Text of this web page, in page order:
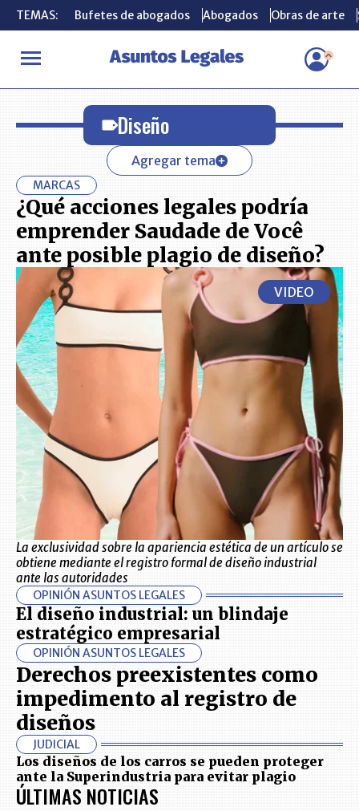
TEMAS: Bufetes de abogados Abogados Obras de arte
INICIO Diseño
TEMAS: Bufetes de abogados Abogados Obras de arte
Diseño
Agregar tema
MARCAS
¿Qué acciones legales podría
emprender Saudade de Você
ante posible plagio de diseño?
VIDEO
La exclusividad sobre la apariencia estética de un artículo se
obtiene mediante el registro formal de diseño industrial
ante las autoridades
OPINIÓN ASUNTOS LEGALES
El diseño industrial: un blindaje
estratégico empresarial
OPINIÓN ASUNTOS LEGALES
Derechos preexistentes como
impedimento al registro de
diseños
JUDICIAL
Los diseños de los carros se pueden proteger
ante la Superindustria para evitar plagio
ÚLTIMAS NOTICIAS